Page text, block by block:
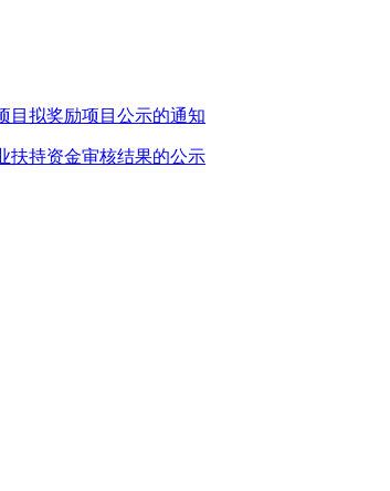
目拟奖励项目公示的通知
扶持资金审核结果的公示